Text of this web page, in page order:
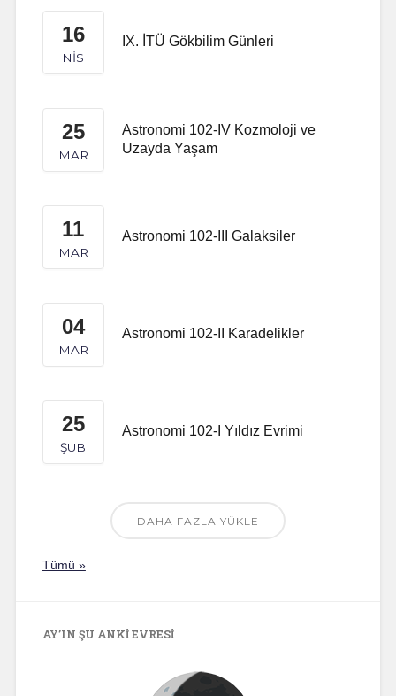
16
NIS
IX. İTÜ Gökbilim Günleri
25
MAR
Astronomi 102-IV Kozmoloji ve
Uzayda Yaşam
11
MAR
Astronomi 102-III Galaksiler
04
MAR
Astronomi 102-II Karadelikler
25
ŞUB
Astronomi 102-I Yıldız Evrimi
DAHA FAZLA YÜKLE
Tümü »
AY’IN ŞU ANKI EVRESI